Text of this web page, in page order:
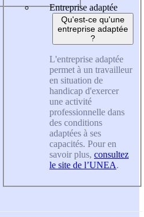
Entreprise adaptée
Qu'est-ce qu'une
entreprise adaptée
?
L'entreprise adaptée
permet à un travailleur
en situation de
handicap d'exercer
une activité
professionnelle dans
des conditions
adaptées à ses
capacités. Pour en
savoir plus, consultez
le site de l’UNEA.